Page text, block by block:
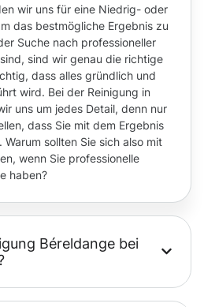
wir uns für eine Niedrig- oder
das bestmögliche Ergebnis zu
Suche nach professioneller
sind wir genau die richtige
dass alles gründlich und
wird. Bei der Reinigung in
uns um jedes Detail, denn nur
dass Sie mit dem Ergebnis
sollten Sie sich also mit
wenn Sie professionelle
haben?
Béreldange bei